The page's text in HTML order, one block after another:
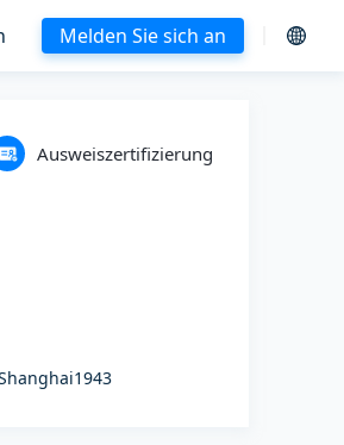
Melden Sie sich an
Ausweiszertifizierung